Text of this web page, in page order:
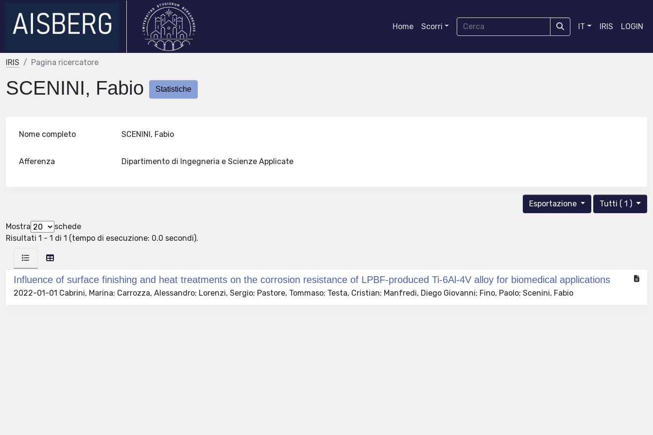
Home Scorri IT IRIS LOGIN
IRIS Pagina ricercatore
SCENINI, Fabio Statistiche
Nome completo SCENINI, Fabio
Afferenza Dipartimento di Ingegneria e Scienze Applicate
Tutti ( 1 )
Esportazione
Mostra
schede
Risultati 1 - 1 di 1 (tempo di esecuzione: 0.0 secondi).
Influence of surface finishing and heat treatments on the corrosion resistance of LPBF-produced Ti-6Al-4V alloy for biomedical applications
2022-01-01 Cabrini, Marina; Carrozza, Alessandro; Lorenzi, Sergio; Pastore, Tommaso; Testa, Cristian; Manfredi, Diego Giovanni; Fino, Paolo; Scenini, Fabio